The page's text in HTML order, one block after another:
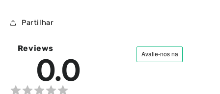
Partilhar
Reviews
0.0